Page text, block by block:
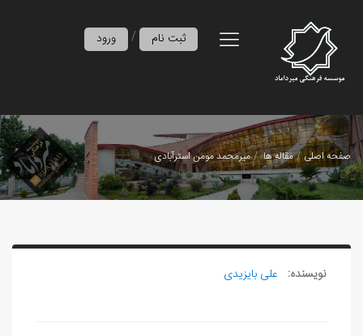
ورود / ثبت نام
صفحه اصلی مقاله ها میرمحمد مومن استرآبادی
نویسنده: علی بایزیدی